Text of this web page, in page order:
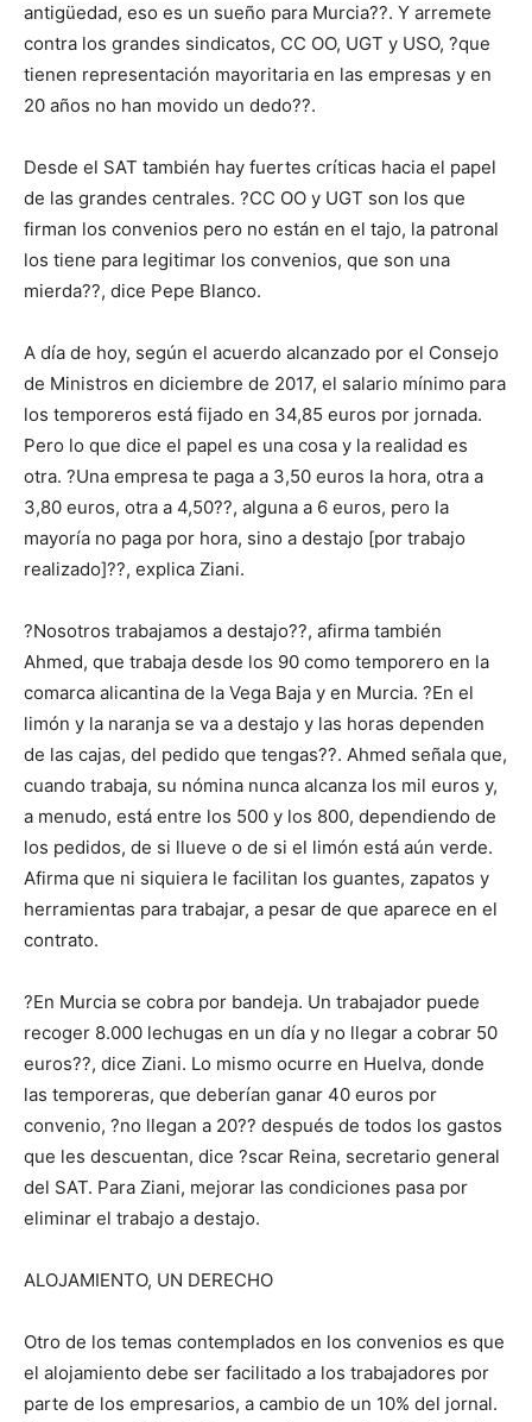
antigüedad, eso es un sueño para Murcia??. Y arremete
contra los grandes sindicatos, CC OO, UGT y USO, ?que
tienen representación mayoritaria en las empresas y en
20 años no han movido un dedo??.
Desde el SAT también hay fuertes críticas hacia el papel
de las grandes centrales. ?CC OO y UGT son los que
firman los convenios pero no están en el tajo, la patronal
los tiene para legitimar los convenios, que son una
mierda??, dice Pepe Blanco.
A día de hoy, según el acuerdo alcanzado por el Consejo
de Ministros en diciembre de 2017, el salario mínimo para
los temporeros está fijado en 34,85 euros por jornada.
Pero lo que dice el papel es una cosa y la realidad es
otra. ?Una empresa te paga a 3,50 euros la hora, otra a
3,80 euros, otra a 4,50??, alguna a 6 euros, pero la
mayoría no paga por hora, sino a destajo [por trabajo
realizado]??, explica Ziani.
?Nosotros trabajamos a destajo??, afirma también
Ahmed, que trabaja desde los 90 como temporero en la
comarca alicantina de la Vega Baja y en Murcia. ?En el
limón y la naranja se va a destajo y las horas dependen
de las cajas, del pedido que tengas??. Ahmed señala que,
cuando trabaja, su nómina nunca alcanza los mil euros y,
a menudo, está entre los 500 y los 800, dependiendo de
los pedidos, de si llueve o de si el limón está aún verde.
Afirma que ni siquiera le facilitan los guantes, zapatos y
herramientas para trabajar, a pesar de que aparece en el
contrato.
?En Murcia se cobra por bandeja. Un trabajador puede
recoger 8.000 lechugas en un día y no llegar a cobrar 50
euros??, dice Ziani. Lo mismo ocurre en Huelva, donde
las temporeras, que deberían ganar 40 euros por
convenio, ?no llegan a 20?? después de todos los gastos
que les descuentan, dice ?scar Reina, secretario general
del SAT. Para Ziani, mejorar las condiciones pasa por
eliminar el trabajo a destajo.
ALOJAMIENTO, UN DERECHO
Otro de los temas contemplados en los convenios es que
el alojamiento debe ser facilitado a los trabajadores por
parte de los empresarios, a cambio de un 10% del jornal.